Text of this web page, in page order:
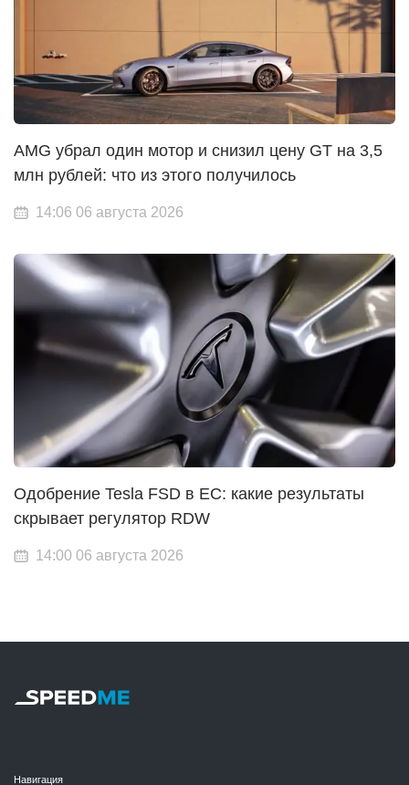
AMG убрал один мотор и снизил цену GT на 3,5
млн рублей: что из этого получилось
14:06 06 августа 2026
Одобрение Tesla FSD в ЕС: какие результаты
скрывает регулятор RDW
14:00 06 августа 2026
Навигация